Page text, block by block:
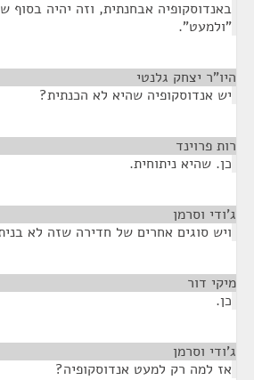
באנדוסקופיה אבחנתית, וזה יהיה בסוף
"ולמעט".
היו"ר יצחק גלנטי
יש אנדוסקופיה שהיא לא הכנתית?
רות פרוינד
כן. שהיא ניתוחית.
ג'ודי וסרמן
ויש סוגים אחרים של חדירה שזה לא
מיקי דור
כן.
ג'ודי וסרמן
אז למה רק למעט אנדוסקופיה?